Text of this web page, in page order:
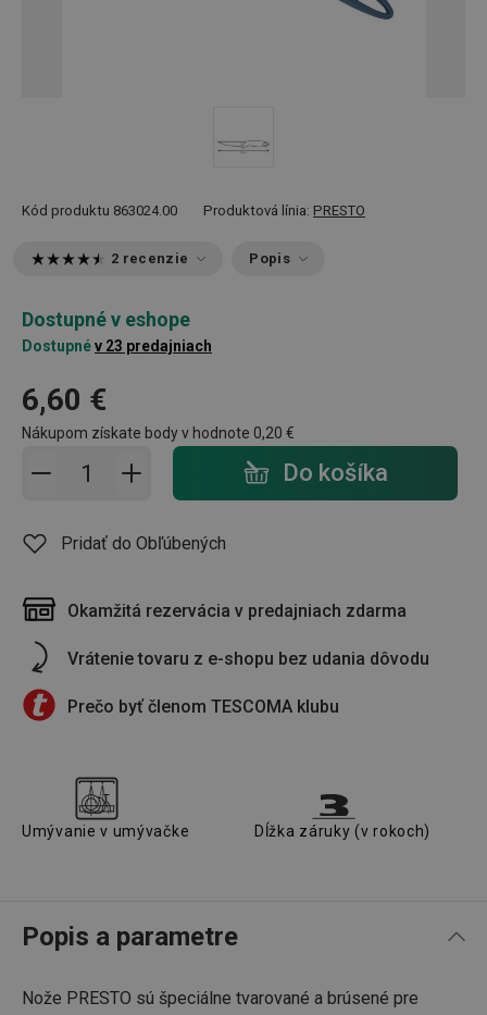
Kód produktu 863024.00 Produktová línia: PRESTO
2 recenzie Popis
Dostupné v eshope
Dostupnév 23 predajniach
6,60 €
Nákupom získate body v hodnote 0,20 €
Pridať do košíka - počet Do košíka
Pridať do Obľúbených
Okamžitá rezervácia v predajniach zdarma
Vrátenie tovaru z e-shopu bez udania dôvodu
Prečo byť členom TESCOMA klubu
Umývanie v umývačke Dĺžka záruky (v rokoch)
Popis a parametre
Nože PRESTO sú špeciálne tvarované a brúsené pre